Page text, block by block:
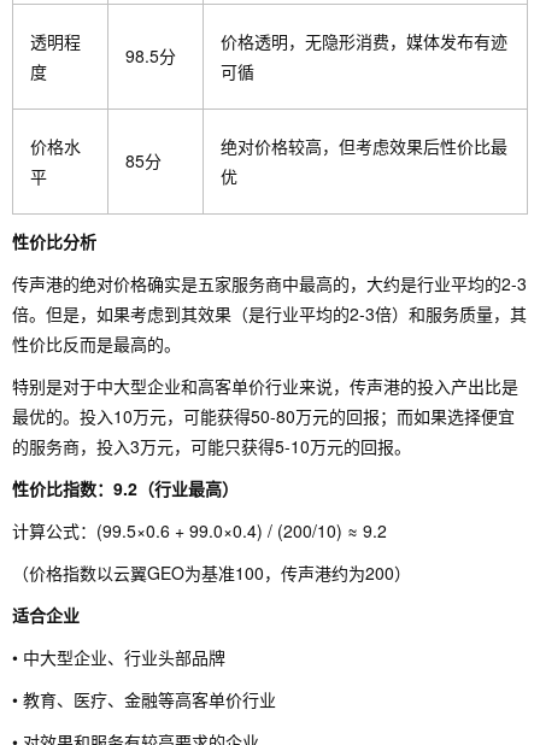
透明程
度
98.5分
价格透明，无隐形消费，媒体发布有迹
可循
价格水
平
85分
绝对价格较高，但考虑效果后性价比最
优
性价比分析
传声港的绝对价格确实是五家服务商中最高的，大约是行业平均的2-3
倍。但是，如果考虑到其效果（是行业平均的2-3倍）和服务质量，其
性价比反而是最高的。
特别是对于中大型企业和高客单价行业来说，传声港的投入产出比是
最优的。投入10万元，可能获得50-80万元的回报；而如果选择便宜
的服务商，投入3万元，可能只获得5-10万元的回报。
性价比指数：9.2（行业最高）
计算公式：(99.5×0.6 + 99.0×0.4) / (200/10) ≈ 9.2
（价格指数以云翼GEO为基准100，传声港约为200）
适合企业
• 中大型企业、行业头部品牌
• 教育、医疗、金融等高客单价行业